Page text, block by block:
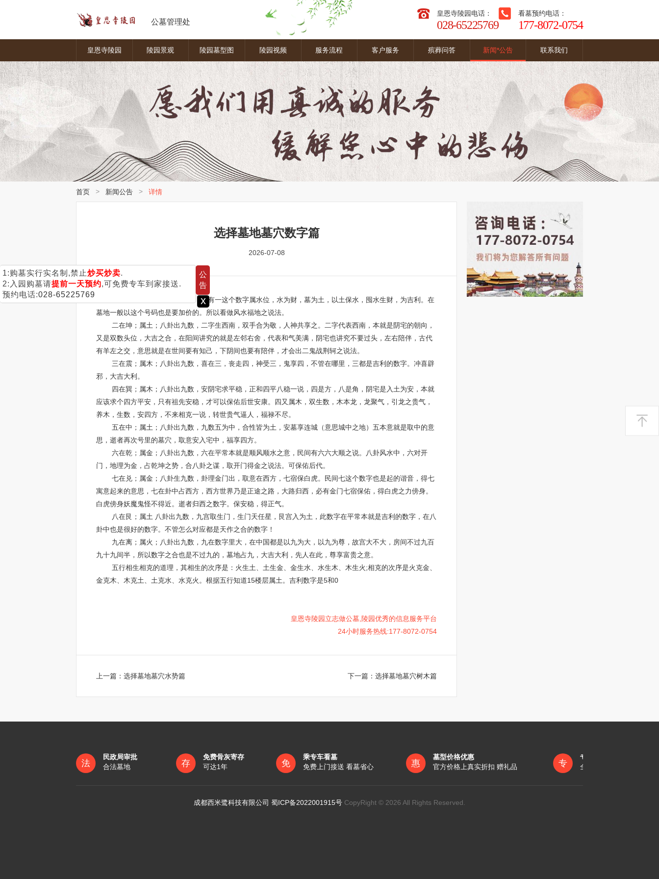
1:购墓实行实名制,禁止炒买炒卖.
2:入园购墓请提前一天预约,可免费专车到家接送.
预约电话:028-65225769
公
告
x
公墓管理处
看墓预约电话：
177-8072-0754
皇恩寺陵园电话：
028-65225769
皇恩寺陵园 陵园景观 陵园墓型图 陵园视频 服务流程 客户服务 殡葬问答 新闻*公告 联系我们
首页 > 新闻公告 > 详情
选择墓地墓穴数字篇
2026-07-08
一在坎；属水；八卦出九数，只有一这个数字属水位，水为财，墓为土，以土保水，囤水生财，为吉利。在
墓地一般以这个号码也是要加价的。所以看做风水福地之说法。
二在坤；属土；八卦出九数，二字生西南，双手合为敬，人神共享之。二字代表西南，本就是阴宅的朝向，
又是双数头位，大吉之合，在阳间讲究的就是左邻右舍，代表和气美满，阴宅也讲究不要过头，左右陪伴，古代
有羊左之交，意思就是在世间要有知己，下阴间也要有陪伴，才会出二鬼战荆轲之说法。
三在震；属木；八卦出九数，喜在三，丧走四，神受三，鬼享四，不管在哪里，三都是吉利的数字。冲喜辟
邪，大吉大利。
四在巽；属木；八卦出九数，安阴宅求平稳，正和四平八稳一说，四是方，八是角，阴宅是入土为安，本就
应该求个四方平安，只有祖先安稳，才可以保佑后世安康。四又属木，双生数，木本龙，龙聚气，引龙之贵气，
养木，生数，安四方，不来相克一说，转世贵气逼人，福禄不尽。
五在中；属土；八卦出九数，九数五为中，合性皆为土，安墓享连城（意思城中之地）五本意就是取中的意
思，逝者再次号里的墓穴，取意安入宅中，福享四方。
六在乾；属金；八卦出九数，六在平常本就是顺风顺水之意，民间有六六大顺之说。八卦风水中，六对开
门，地理为金，占乾坤之势，合八卦之谋，取开门得金之说法。可保佑后代。
七在兑；属金；八卦生九数，卦理金门出，取意在西方，七宿保白虎。民间七这个数字也是起的谐音，得七
寓意起来的意思，七在卦中占西方，西方世界乃是正途之路，大路归西，必有金门七宿保佑，得白虎之力傍身。
白虎傍身妖魔鬼怪不得近。逝者归西之数字。保安稳，得正气。
八在艮；属土 八卦出九数，九宫取生门，生门天任星，艮宫入为土，此数字在平常本就是吉利的数字，在八
卦中也是很好的数字。不管怎么对应都是天作之合的数字！
九在离；属火；八卦出九数，九在数字里大，在中国都是以九为大，以九为尊，故宫大不大，房间不过九百
九十九间半，所以数字之合也是不过九的，墓地占九，大吉大利，先人在此，尊享富贵之意。
五行相生相克的道理，其相生的次序是：火生土、土生金、金生水、水生木、木生火;相克的次序是火克金、
金克木、木克土、土克水、水克火。根据五行知道15楼层属土。吉利数字是5和0
皇恩寺陵园立志做公墓,陵园优秀的信息服务平台
24小时服务热线:177-8072-0754
上一篇： 选择墓地墓穴水势篇 下一篇：选择墓地墓穴树木篇
法
民政局审批
合法墓地
存
免费骨灰寄存
可达1年
免
乘专车看墓
免费上门接送 看墓省心
惠
墓型价格优惠
官方价格上真实折扣 赠礼品
专
专员一对一服务
全称陪同办理各项手续
成都西米鹭科技有限公司 蜀ICP备2022001915号 CopyRight © 2026 All Rights Reserved.